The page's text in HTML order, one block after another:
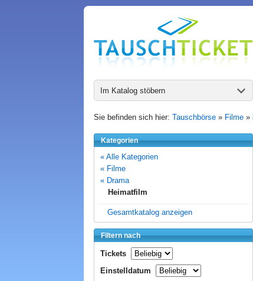
Im Katalog stöbern
Sie befinden sich hier: Tauschbörse » Filme »
Kategorien
« Alle Kategorien
« Filme
« Drama
Heimatfilm
Gesamtkatalog anzeigen
Filtern nach
Tickets
Einstelldatum